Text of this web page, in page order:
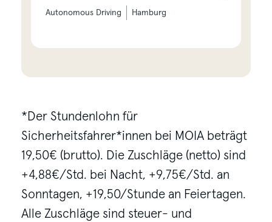
Autonomous Driving Hamburg
*Der Stundenlohn für
Sicherheitsfahrer*innen bei MOIA beträgt
19,50€ (brutto). Die Zuschläge (netto) sind
+4,88€/Std. bei Nacht, +9,75€/Std. an
Sonntagen, +19,50/Stunde an Feiertagen.
Alle Zuschläge sind steuer- und